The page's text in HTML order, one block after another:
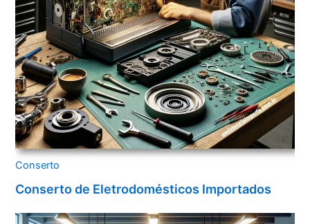
Conserto
Conserto de Eletrodomésticos Importados